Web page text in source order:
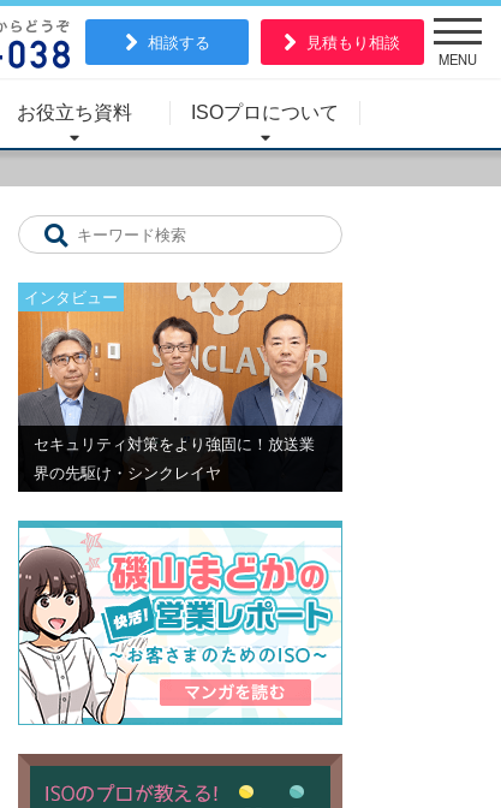
相談する 見積もり相談
MENU
お役立ち資料 ISOプロについて
インタビュー
セキュリティ対策をより強固に！放送業
界の先駆け・シンクレイヤ